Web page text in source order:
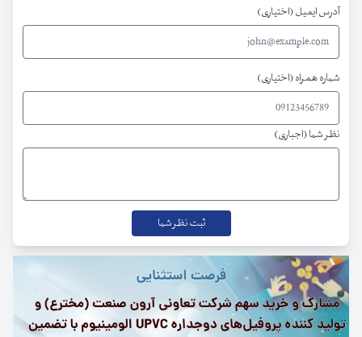
آدرس ایمیل (اختیاری)
شماره همراه (اختیاری)
نظر شما (اجباری)